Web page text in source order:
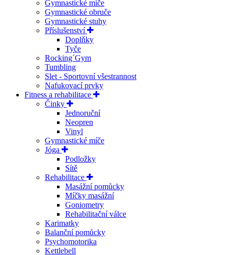
Gymnastické míče
Gymnastické obruče
Gymnastické stuhy
Příslušenství
Doplňky
Tyče
Rocking´Gym
Tumbling
Slet - Sportovní všestrannost
Nafukovací prvky
Fitness a rehabilitace
Činky
Jednoruční
Neopren
Vinyl
Gymnastické míče
Jóga
Podložky
Sítě
Rehabilitace
Masážní pomůcky
Míčky masážní
Goniometry
Rehabilitační válce
Karimatky
Balanční pomůcky
Psychomotorika
Kettlebell